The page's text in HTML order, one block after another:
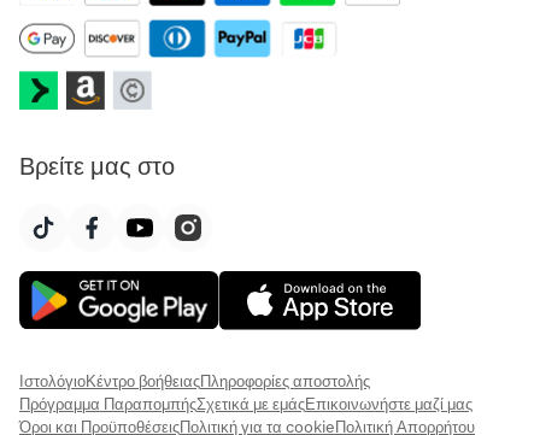
Βρείτε μας στο
ΙστολόγιοΚέντρο βοήθειαςΠληροφορίες αποστολής
Πρόγραμμα ΠαραπομπήςΣχετικά με εμάςΕπικοινωνήστε μαζί μας
Όροι και ΠροϋποθέσειςΠολιτική για τα cookieΠολιτική Απορρήτου